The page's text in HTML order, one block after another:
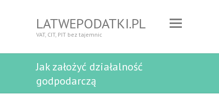
LATWEPODATKI.PL
VAT, CIT, PIT bez tajemnic
Jak założyć działalność
godpodarczą